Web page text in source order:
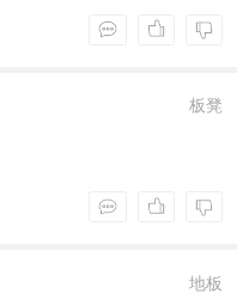
板凳
地板